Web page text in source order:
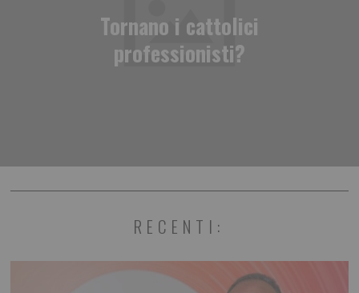
Tornano i cattolici
professionisti?
RECENTI: